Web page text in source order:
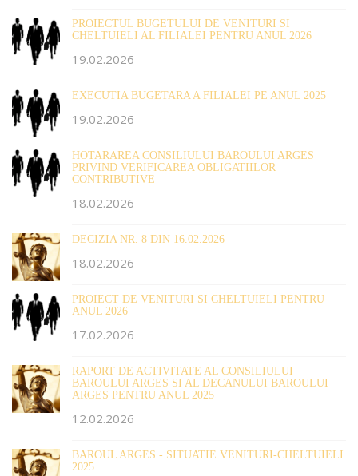
PROIECTUL BUGETULUI DE VENITURI SI
CHELTUIELI AL FILIALEI PENTRU ANUL 2026
19.02.2026
EXECUTIA BUGETARA A FILIALEI PE ANUL 2025
19.02.2026
HOTARAREA CONSILIULUI BAROULUI ARGES
PRIVIND VERIFICAREA OBLIGATIILOR
CONTRIBUTIVE
18.02.2026
DECIZIA NR. 8 DIN 16.02.2026
18.02.2026
PROIECT DE VENITURI SI CHELTUIELI PENTRU
ANUL 2026
17.02.2026
RAPORT DE ACTIVITATE AL CONSILIULUI
BAROULUI ARGES SI AL DECANULUI BAROULUI
ARGES PENTRU ANUL 2025
12.02.2026
BAROUL ARGES - SITUATIE VENITURI-CHELTUIELI
2025